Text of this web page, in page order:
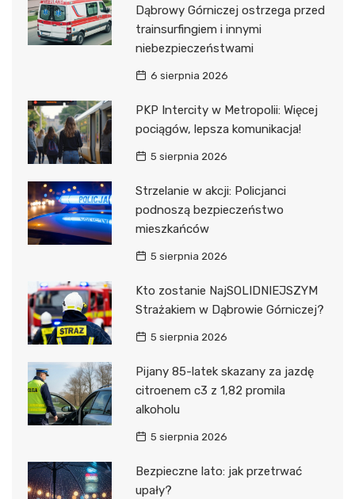
Dąbrowy Górniczej ostrzega przed
trainsurfingiem i innymi
niebezpieczeństwami
6 sierpnia 2026
PKP Intercity w Metropolii: Więcej
pociągów, lepsza komunikacja!
5 sierpnia 2026
Strzelanie w akcji: Policjanci
podnoszą bezpieczeństwo
mieszkańców
5 sierpnia 2026
Kto zostanie NajSOLIDNIEJSZYM
Strażakiem w Dąbrowie Górniczej?
5 sierpnia 2026
Pijany 85-latek skazany za jazdę
citroenem c3 z 1,82 promila
alkoholu
5 sierpnia 2026
Bezpieczne lato: jak przetrwać
upały?